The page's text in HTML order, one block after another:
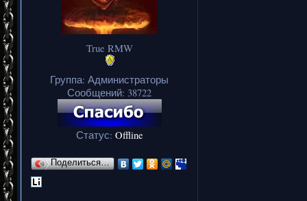
True RMW
Группа: Администраторы
Сообщений: 38722
Статус: Offline
Поделиться…